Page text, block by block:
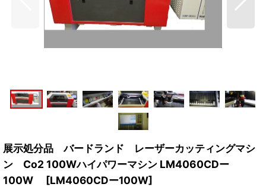
展示処分品 バードランド レーザーカッティングマシ
ン Co2 100Wハイパワーマシン LM4060CDー
100W
[LM4060CDー100W]